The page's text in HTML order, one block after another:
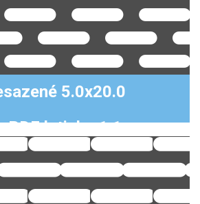
5.0x20.0
PDF k tisku 1:1